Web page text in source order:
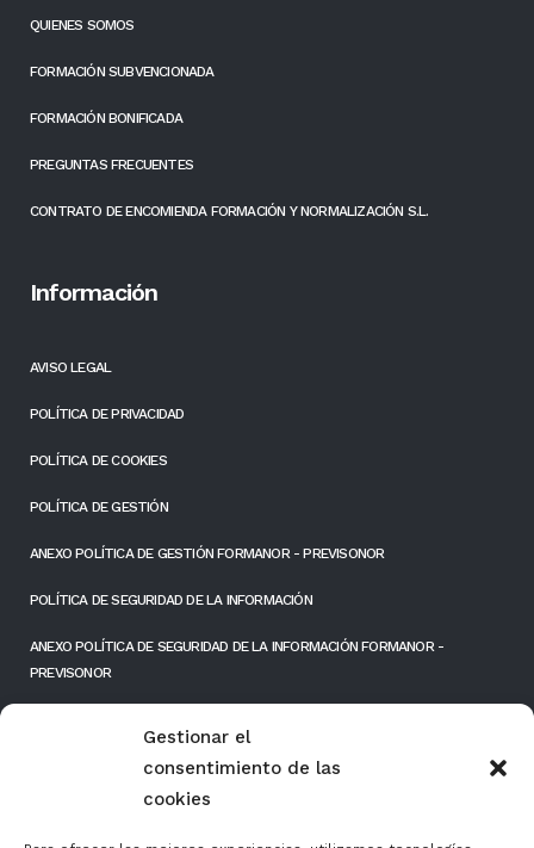
Gestionar el
consentimiento de las
cookies
QUIENES SOMOS
FORMACIÓN SUBVENCIONADA
FORMACIÓN BONIFICADA
PREGUNTAS FRECUENTES
CONTRATO DE ENCOMIENDA FORMACIÓN Y NORMALIZACIÓN S.L.
Información
AVISO LEGAL
POLÍTICA DE PRIVACIDAD
POLÍTICA DE COOKIES
POLÍTICA DE GESTIÓN
ANEXO POLÍTICA DE GESTIÓN FORMANOR - PREVISONOR
POLÍTICA DE SEGURIDAD DE LA INFORMACIÓN
ANEXO POLÍTICA DE SEGURIDAD DE LA INFORMACIÓN FORMANOR -
PREVISONOR
FONDOS PÚBLICOS